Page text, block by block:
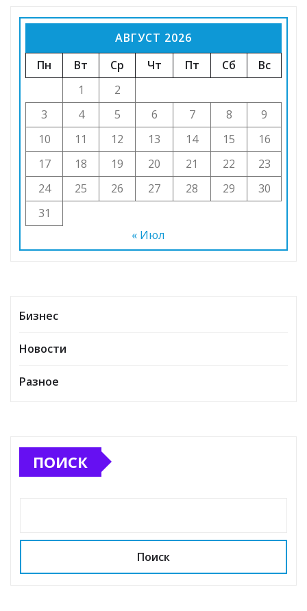
АВГУСТ 2026
Пн
Вт Ср Чт Пт Сб
Вс
1
2
3
4 5 6 7 8
9
10
11 12 13 14 15
16
17
18 19 20 21 22
23
24
25 26 27 28 29
30
31
« Июл
Бизнес
Новости
Разное
ПОИСК
Поиск